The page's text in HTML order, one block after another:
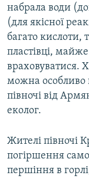
набрала води
(для якісної
багато кислоти,
пластівці,
враховуватися.
можна особливо
півночі від
еколог.
Жителі півночі
погіршення
першіння в